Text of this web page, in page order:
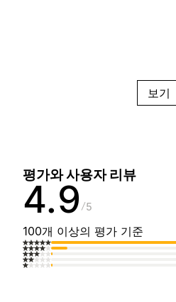
보기
평가와 사용자 리뷰
4.9 5
100개 이상의 평가 기준